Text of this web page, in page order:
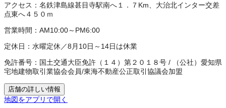
アクセス： 名鉄津島線甚目寺駅南へ１．７Km、大治北インター交差
点東へ４５０ｍ
営業時間： AM10:00～PM6:00
定休日： 水曜定休／8月10日～14日は休業
免許番号： 国土交通大臣免許（１４）第２０１８号 /
（公社）愛知県
宅地建物取引業協会会員/東海不動産公正取引協議会加盟
店舗の詳しい情報
地図をアプリで開く